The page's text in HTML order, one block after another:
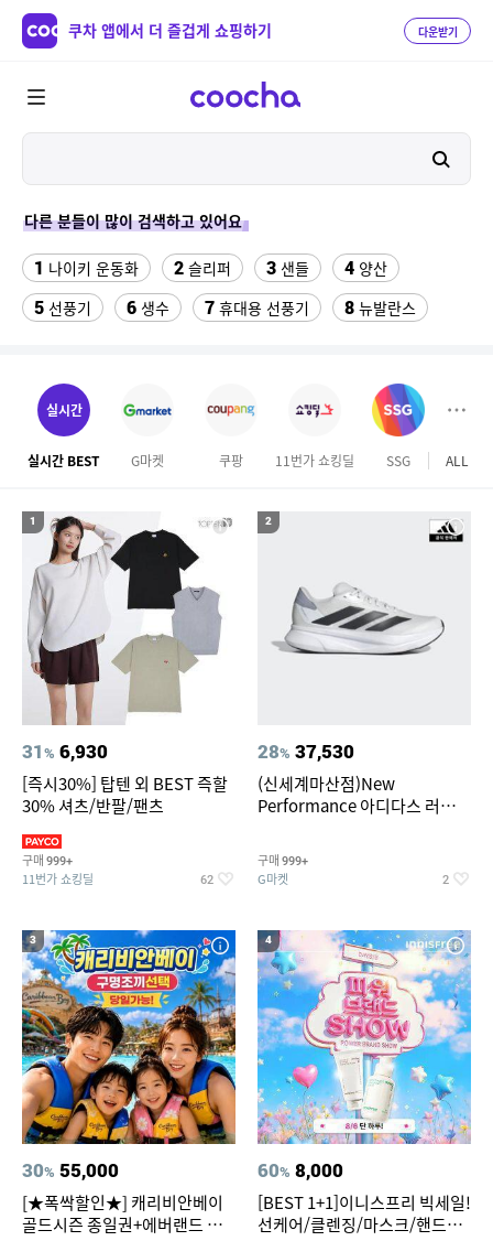
쿠차 앱에서 더 즐겁게 쇼핑하기 다운받기
다른 분들이 많이 검색하고 있어요
1 나이키 운동화 2 슬리퍼 3 샌들 4 양산
5 선풍기 6 생수 7 휴대용 선풍기 8 뉴발란스
12 중고김치냉장고 여자라인 댄스복
15 링티 가루
17 올록담 올리브3 1500mg 24포 2개 18 맘스터치
수향미쌀10kg
ALL
실시간
실시간 BEST G마켓 쿠팡 11번가 쇼킹딜 SSG 오늘
1
31% 6,930
[즉시30%] 탑텐 외 BEST 즉할
30% 셔츠/반팔/팬츠
구매 999+
11번가 쇼킹딜 62
2
28% 37,530
(신세계마산점)New
Performance 아디다스 러닝화
구매 999+
G마켓 2
3
30% 55,000
[★폭싹할인★] 캐리비안베이
골드시즌 종일권+에버랜드 오
4
60% 8,000
[BEST 1+1]이니스프리 빅세일!
선케어/클렌징/마스크/핸드크